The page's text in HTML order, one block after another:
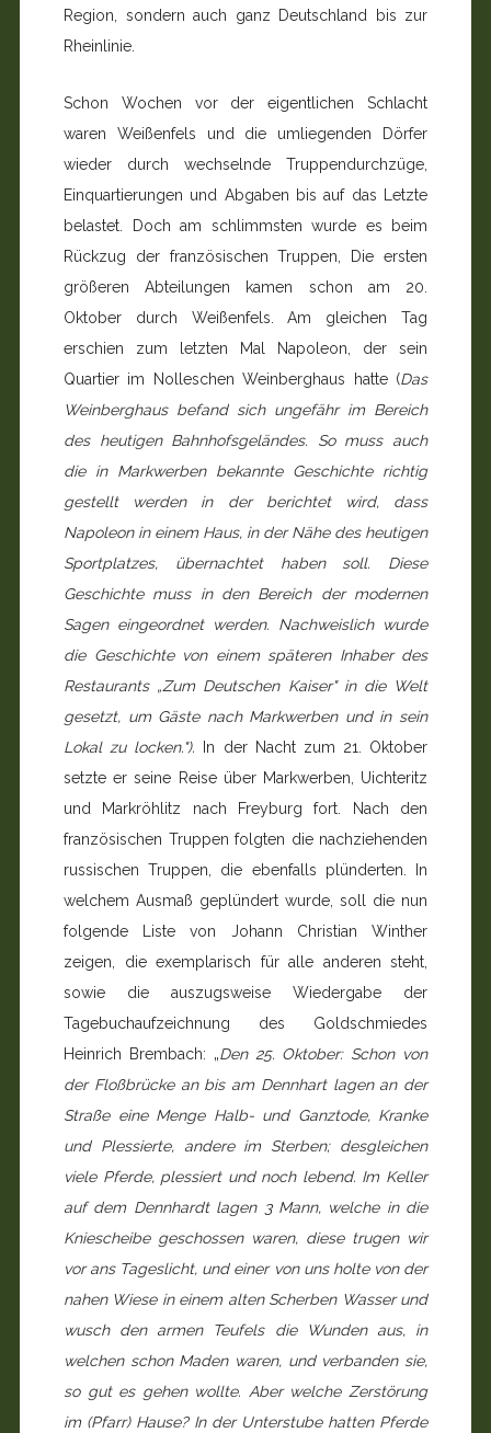
Region, sondern auch ganz Deutschland bis zur
Rheinlinie.
Schon Wochen vor der eigentlichen Schlacht
waren Weißenfels und die umliegenden Dörfer
wieder durch wechselnde Truppendurchzüge,
Einquartierungen und Abgaben bis auf das Letzte
belastet. Doch am schlimmsten wurde es beim
Rückzug der französischen Truppen, Die ersten
grö­ßeren Abteilungen kamen schon am 20.
Oktober durch Weißenfels. Am gleichen Tag
erschien zum letzten Mal Na­poleon, der sein
Quartier im Nolleschen Weinberghaus hatte (Das
Weinberghaus befand sich ungefähr im Bereich
des heutigen Bahnhofsgeländes. So muss auch
die in Markwerben bekannte Geschichte richtig
gestellt werden in der berichtet wird, dass
Napoleon in einem Haus, in der Nähe des heutigen
Sportplatzes, übernachtet haben soll. Diese
Geschichte muss in den Bereich der modernen
Sagen eingeordnet werden. Nachweislich wurde
die Geschichte von einem späteren Inhaber des
Restaurants „Zum Deutschen Kaiser" in die Welt
gesetzt, um Gäste nach Markwerben und in sein
Lokal zu locken."). In der Nacht zum 21. Oktober
setzte er seine Reise über Markwerben, Uichteritz
und Markröhlitz nach Frey­burg fort. Nach den
französischen Truppen folgten die nachziehenden
russischen Truppen, die ebenfalls plünder­ten. In
welchem Ausmaß geplündert wurde, soll die nun
folgende Liste von Johann Christian Winther
zeigen, die exemplarisch für alle anderen steht,
sowie die auszugsweise Wiedergabe der
Tagebuchaufzeichnung des Goldschmie­des
Heinrich Brembach: „Den 25. Oktober: Schon von
der Floßbrücke an bis am Dennhart lagen an der
Straße eine Menge Halb- und Ganztode, Kranke
und Plessierte, andere im Sterben; desgleichen
viele Pferde, plessiert und noch lebend. Im Keller
auf dem Dennhardt lagen3Mann, welche in die
Kniescheibe geschossen waren, diese trugen wir
vor ans Tageslicht, und einer von uns holte von der
nahen Wiese in einem alten Scherben Wasser und
wusch den ar­men Teufels die Wunden aus, in
welchen schon Maden wa­ren, und verbanden sie,
so gut es gehen wollte. Aber wel­che Zerstörung
im (Pfarr) Hause? In der Unterstube hatten Pferde